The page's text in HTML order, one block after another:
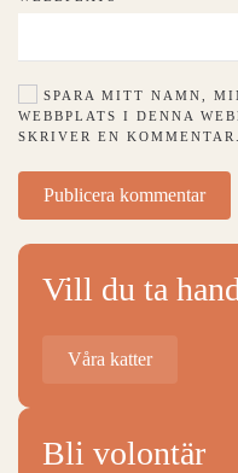
SPARA MITT NAMN,
WEBBPLATS I DENNA
SKRIVER EN KOMMENTAR.
Publicera kommentar
Vill du ta
Våra katter
Bli volontär